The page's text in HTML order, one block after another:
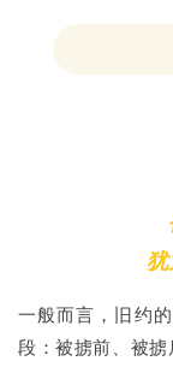
犹
一般而言，旧约
段：被掳前、被掳